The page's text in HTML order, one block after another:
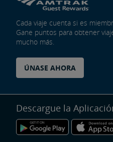
Cada viaje cuenta si es
Gane puntos para obtener
mucho más.
ÚNASE AHORA
Descargue la